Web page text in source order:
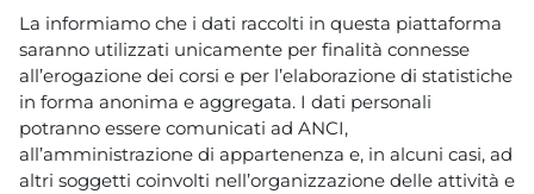
La informiamo che i dati raccolti in questa piattaforma
saranno utilizzati unicamente per finalità connesse
all’erogazione dei corsi e per l’elaborazione di statistiche
in forma anonima e aggregata. I dati personali
potranno essere comunicati ad ANCI,
all’amministrazione di appartenenza e, in alcuni casi, ad
altri soggetti coinvolti nell’organizzazione delle attività e